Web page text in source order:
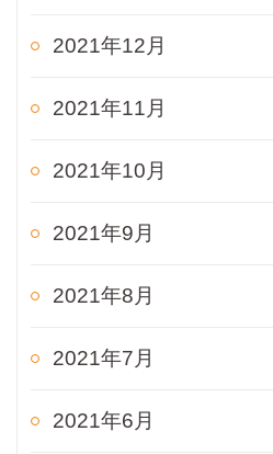
2021年12月
2021年11月
2021年10月
2021年9月
2021年8月
2021年7月
2021年6月